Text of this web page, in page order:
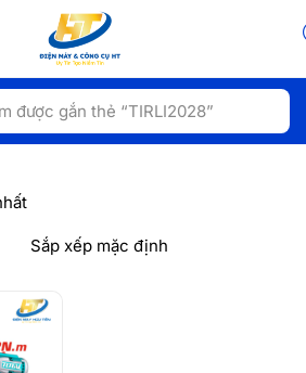
để đăng nhập.
được gắn thẻ “TIRLI2028”